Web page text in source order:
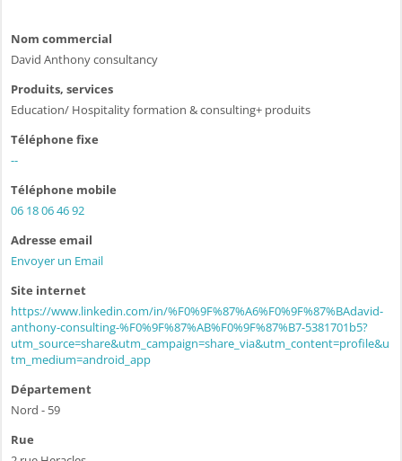
Nom commercial
David Anthony consultancy
Produits, services
Education/ Hospitality formation & consulting+ produits
Téléphone fixe
--
Téléphone mobile
06 18 06 46 92
Adresse email
Envoyer un Email
Site internet
https://www.linkedin.com/in/%F0%9F%87%A6%F0%9F%87%BAdavid-
anthony-consulting-%F0%9F%87%AB%F0%9F%87%B7-5381701b5?
utm_source=share&utm_campaign=share_via&utm_content=profile&u
tm_medium=android_app
Département
Nord - 59
Rue